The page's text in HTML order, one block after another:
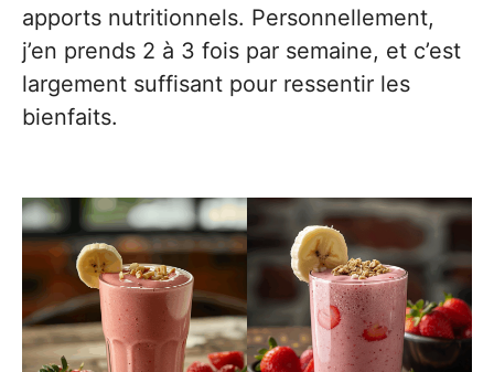
apports nutritionnels. Personnellement,
j’en prends 2 à 3 fois par semaine, et c’est
largement suffisant pour ressentir les
bienfaits.